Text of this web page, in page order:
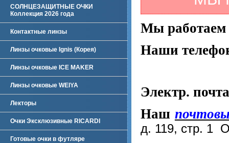
СОЛНЦЕЗАЩИТНЫЕ ОЧКИ
Коллекция 2026 года
Контактные линзы
Линзы очковые Ignis (Корея)
Линзы очковые ICE MAKER
Линзы очковые WEIYA
Лекторы
Очки Эксклюзивные RICARDI
Готовые очки в футляре
Мы
Наши
Электр. почта
Наш
д. 119, стр. 1